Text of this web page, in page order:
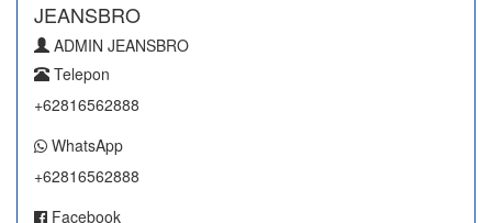
JEANSBRO
ADMIN JEANSBRO
Telepon
+62816562888
WhatsApp
+62816562888
Facebook